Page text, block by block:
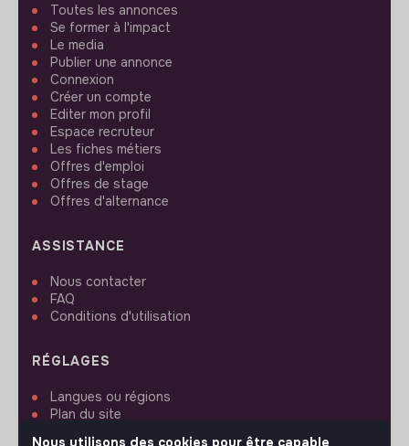
Toutes les annonces
Se former à l'impact
Le media
Publier une annonce
Connexion
Créer un compte
Editer mon profil
Espace recruteur
Les fiches métiers
Offres d'emploi
Offres de stage
Offres d'alternance
ASSISTANCE
Nous contacter
FAQ
Conditions d'utilisation
RÉGLAGES
Langues ou régions
Plan du site
Nous utilisons des cookies pour être capable